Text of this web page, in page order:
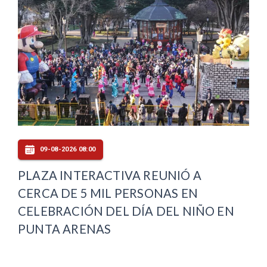
09-08-2026 08:00
PLAZA INTERACTIVA REUNIÓ A
CERCA DE 5 MIL PERSONAS EN
CELEBRACIÓN DEL DÍA DEL NIÑO EN
PUNTA ARENAS